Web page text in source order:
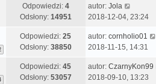
Odpowiedzi: 4
Odsłony: 14951
autor: Jola
2018-12-04, 23:24
Odpowiedzi:25
Odsłony: 38850
autor: cornholio01
2018-11-15, 14:31
Odpowiedzi:45
Odsłony: 53057
autor: CzarnyKon99
2018-09-10, 13:23